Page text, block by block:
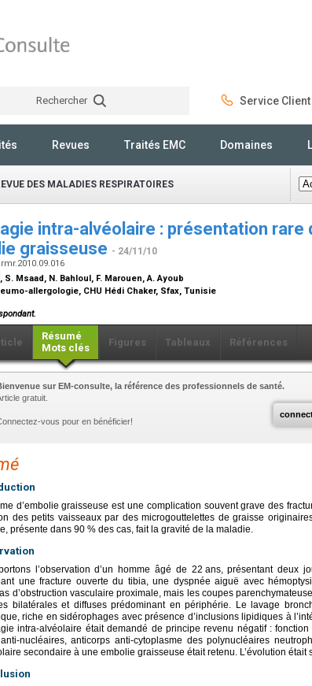
Rechercher Service Client
Revues Traités EMC Domaines
DES MALADIES RESPIRATOIRES
intra-alvéolaire : présentation rare
graisseuse - 24/11/10
, S. Msaad, N. Bahloul, F. Marouen, A. Ayoub
allergologie, CHU Hédi Chaker, Sfax, Tunisie
Résumé
Mots clés
Figures Tableaux Références
sur EM-consulte, la référence des professionnels de santé.
gratuit.
vous pour en bénéficier!
d’embolie graisseuse est une complication souvent grave des
des petits vaisseaux par des microgouttelettes de graisse
présente dans 90 % des cas, fait la gravité de la maladie.
l’observation d’un homme âgé de 22 ans, présentant deux
une fracture ouverte du tibia, une dyspnée aiguë avec
d’obstruction vasculaire proximale, mais les coupes
bilatérales et diffuses prédominant en périphérie. Le lavage
riche en sidérophages avec présence d’inclusions lipidiques à
intra-alvéolaire était demandé de principe revenu négatif :
nucléaires, anticorps anti-cytoplasme des polynucléaires
secondaire à une embolie graisseuse était retenu. L’évolution était